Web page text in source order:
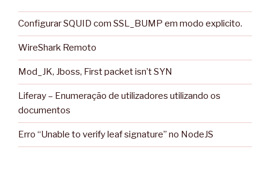
Configurar SQUID com SSL_BUMP em modo explicito.
WireShark Remoto
Mod_JK, Jboss, First packet isn’t SYN
Liferay – Enumeração de utilizadores utilizando os
documentos
Erro “Unable to verify leaf signature” no NodeJS